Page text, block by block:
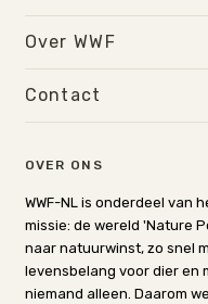
OVER ONS
WWF-NL is onderdeel van
missie: de wereld 'Nature
naar natuurwinst, zo snel
levensbelang voor dier en
niemand alleen. Daarom
Over WWF
Contact